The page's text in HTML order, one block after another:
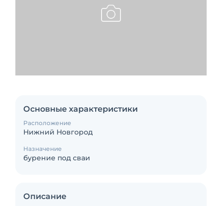
Основные характеристики
Расположение
Нижний Новгород
Назначение
бурение под сваи
Описание